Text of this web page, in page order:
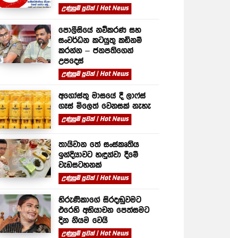
උණුසුම් පුවත් | Hot News
පොලීසියේ නවීකරණ සහ
සංවර්ධන කටයුතු කඩිනම්
කරන්න – ජනපතිගෙන්
උපදෙස්
උණුසුම් පුවත් | Hot News
අගෝස්තු මාසයේ දී ලාෆ්ස්
ගෑස් මිලෙත් වෙනසක් නැහැ
උණුසුම් පුවත් | Hot News
තායිවාන තේ සංස්කෘතිය
ඉන්දියාවට හඳුන්වා දීමේ
වැඩසටහනක්
උණුසුම් පුවත් | Hot News
හිරුණිකාගේ සිරදඬුවමට
එරෙහි අභියාචන පෙත්සමට
දින නියම වෙයි
උණුසුම් පුවත් | Hot News